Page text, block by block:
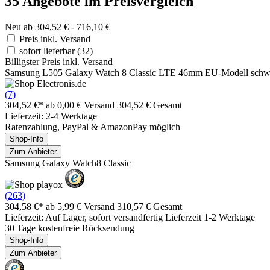
Neu ab 304,52 € - 716,10 €
Preis inkl. Versand
sofort lieferbar(32)
Billigster Preis inkl. Versand
Samsung L505 Galaxy Watch 8 Classic LTE 46mm EU-Modell
(7)
304,52 €* ab 0,00 € Versand 304,52 € Gesamt
Lieferzeit: 2-4 Werktage
Ratenzahlung, PayPal & AmazonPay möglich
Shop-Info
Zum Anbieter
Samsung Galaxy Watch8 Classic
(263)
304,58 €* ab 5,99 € Versand 310,57 € Gesamt
Lieferzeit: Auf Lager, sofort versandfertig Lieferzeit 1-2 Werktage
30 Tage kostenfreie Rücksendung
Shop-Info
Zum Anbieter